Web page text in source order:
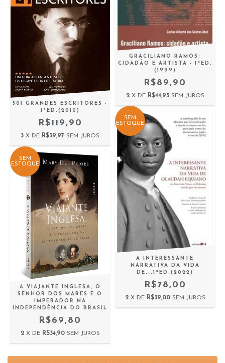
501 GRANDES ESCRITORES -
1ªED.(2010)
R$119,90
3 X DE R$39,97 SEM JUROS
GRACILIANO RAMOS:
CIDADÃO E ARTISTA - 1ªED.
(1999)
R$89,90
2 X DE R$44,95 SEM JUROS
SEM
ESTOQUE
A VIAJANTE INGLESA, O
SENHOR DOS MARES E O
IMPERADOR NA
INDEPENDÊNCIA DO BRASIL
R$69,80
2 X DE R$34,90 SEM JUROS
SEM
ESTOQUE
A INTERESSANTE
NARRATIVA DA VIDA
DE...1ªED.(2022)
R$78,00
2 X DE R$39,00 SEM JUROS